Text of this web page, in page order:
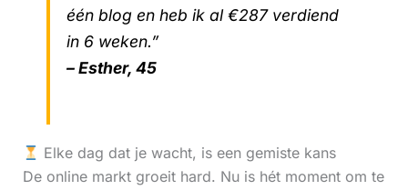
één blog en heb ik al €287 verdiend
in 6 weken.”
– Esther, 45
Elke dag dat je wacht, is een gemiste kans
De online markt groeit hard. Nu is hét moment om te